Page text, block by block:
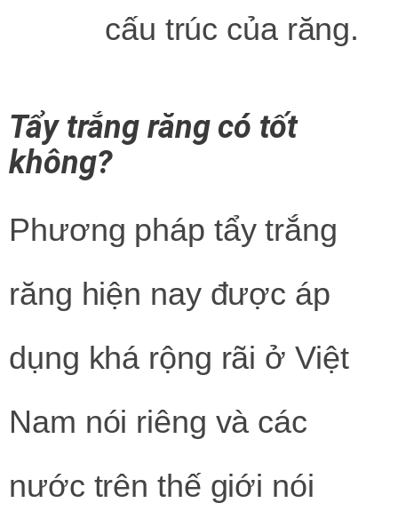
cấu trúc của răng.
Tẩy trắng răng có tốt
không?
Phương pháp tẩy trắng
răng hiện nay được áp
dụng khá rộng rãi ở Việt
Nam nói riêng và các
nước trên thế giới nói